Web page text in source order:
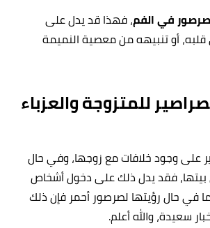
في الفم، فهذا قد يدل على
أو تنبيهه من معصية النميمة
للمتزوجة والعزباء
على وجود خلافات مع زوجها، وفي حال
بيتها، فقد يدل ذلك على دخول أشخاص
في حال رؤيتها لصرصور أحمر فإن ذلك
سعيدة، والله أعلم.